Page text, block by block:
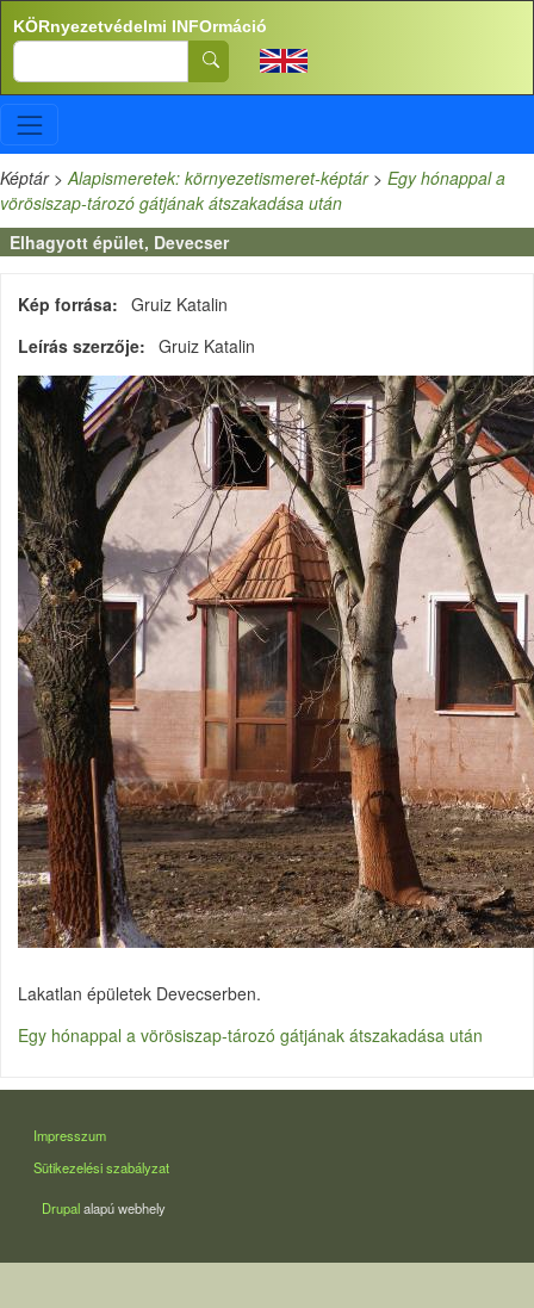
Ugrás a tartalomra
KÖRnyezetvédelmi INFOrmáció
Search
Képtár>Alapismeretek: környezetismeret-képtár> Egy hónappal a
vörösiszap-tározó gátjának átszakadása után
Elhagyott épület, Devecser
Kép forrása
Gruiz Katalin
Leírás szerzője
Gruiz Katalin
Lakatlan épületek Devecserben.
Egy hónappal a vörösiszap-tározó gátjának átszakadása után
LÁBLÉC
Impresszum
Sütikezelési szabályzat
Drupalalapú webhely